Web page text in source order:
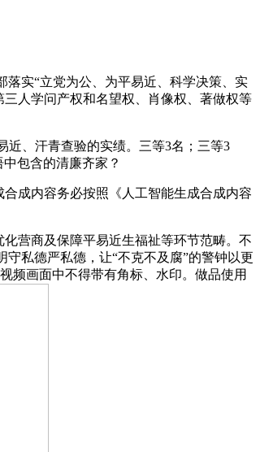
落实“立党为公、为平易近、科学决策、实
人学问产权和名望权、肖像权、著做权等
、汗青查验的实绩。三等3名；三等3
包含的清廉齐家？
成内容务必按照《人工智能生成合成内容
营商及保障平易近生福祉等环节范畴。不
私德严私德，让“不克不及腐”的警钟以更
频画面中不得带有角标、水印。做品使用